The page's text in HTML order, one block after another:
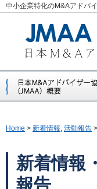
中小企業特化のM&Aアドバ
Home > 新着情報, 活動報告 >
新着情報
報告